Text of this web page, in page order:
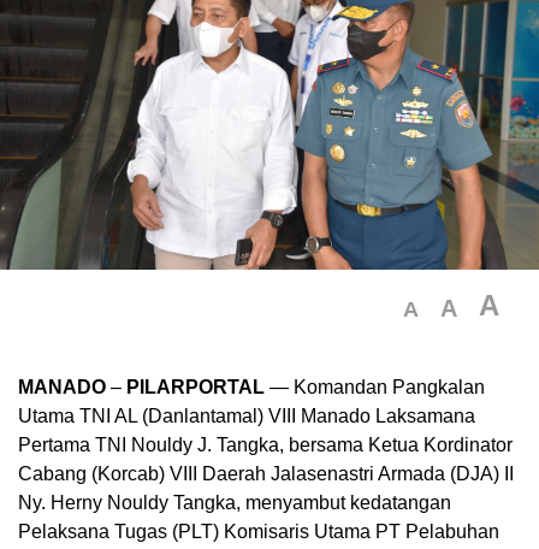
A A A
MANADO – PILARPORTAL — Komandan Pangkalan
Utama TNI AL (Danlantamal) VIII Manado Laksamana
Pertama TNI Nouldy J. Tangka, bersama Ketua Kordinator
Cabang (Korcab) VIII Daerah Jalasenastri Armada (DJA) II
Ny. Herny Nouldy Tangka, menyambut kedatangan
Pelaksana Tugas (PLT) Komisaris Utama PT Pelabuhan